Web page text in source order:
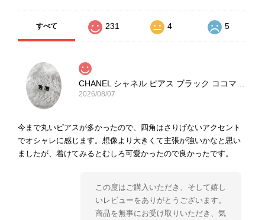
すべて 231 4 5
CHANEL シャネル ピアス ブラック ココマーク ストーン vintage ヴィンテージ オールド yg33jb
2026/08/07
今まで丸いピアスが多かったので、四角はさりげないアクセント
でオシャレに感じます。想像より大きくて主張が強いかなと思い
ましたが、着けてみるとむしろ可愛かったので良かったです。
この度はご購入いただき、そして嬉し
いレビューをありがとうございます。
商品を無事にお受け取りいただき、気